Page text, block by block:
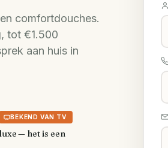
comfortdouches.
tot €1.500
aan huis in
BEKEND VAN TV
— het is een